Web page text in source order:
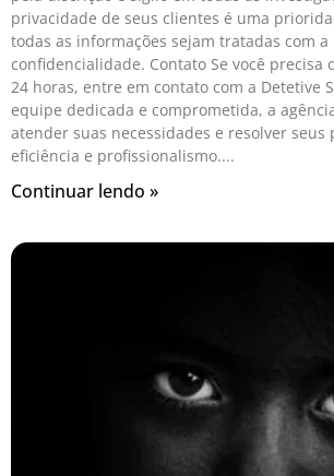
privacidade de seus clientes é uma
todas as informações sejam tratadas com a
confidencialidade. Contato Se você precisa
24 horas, entre em contato com a Detetive
equipe dedicada e comprometida, a
atender suas necessidades e resolver seus
eficiência e profissionalismo.
Continuar lendo »